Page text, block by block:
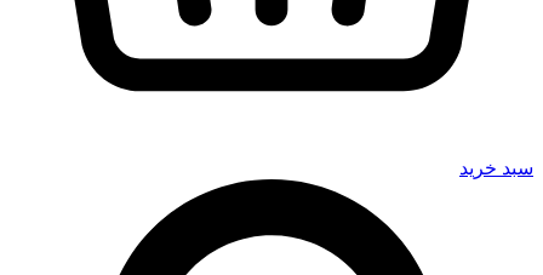
سبد خرید